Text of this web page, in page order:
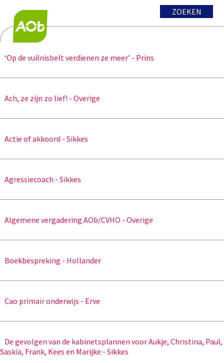
ZOEKEN
‘Op de vuilnisbelt verdienen ze meer’ - Prins
Ach, ze zijn zo lief! - Overige
Actie of akkoord - Sikkes
Agressiecoach - Sikkes
Algemene vergadering AOb/CVHO - Overige
Boekbespreking - Hollander
Cao primair onderwijs - Erve
De gevolgen van de kabinetsplannen voor Aukje, Christina, Paul,
Saskia, Frank, Kees en Marijke - Sikkes